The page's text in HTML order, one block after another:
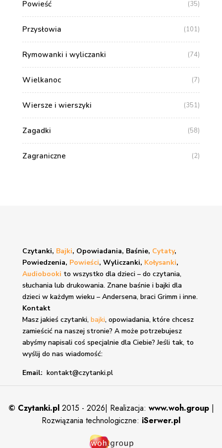
Powieść (35)
Przysłowia (101)
Rymowanki i wyliczanki (74)
Wielkanoc (7)
Wiersze i wierszyki (351)
Zagadki (58)
Zagraniczne (2)
Czytanki, Bajki, Opowiadania, Baśnie, Cytaty,
Powiedzenia, Powieści, Wyliczanki, Kołysanki,
Audiobooki to wszystko dla dzieci – do czytania,
słuchania lub drukowania. Znane baśnie i bajkidla
dzieci w każdym wieku – Andersena, braci Grimm i inne.
Kontakt
Masz jakieś czytanki, bajki, opowiadania, które chcesz
zamieścić na naszej stronie? A może potrzebujesz
abyśmy napisali coś specjalnie dla Ciebie? Jeśli tak, to
wyślij do nas wiadomość:
Email: kontakt@czytanki.pl
© Czytanki.pl 2015 - 2026| Realizacja: www.woh.group |
Rozwiązania technologiczne: iSerwer.pl